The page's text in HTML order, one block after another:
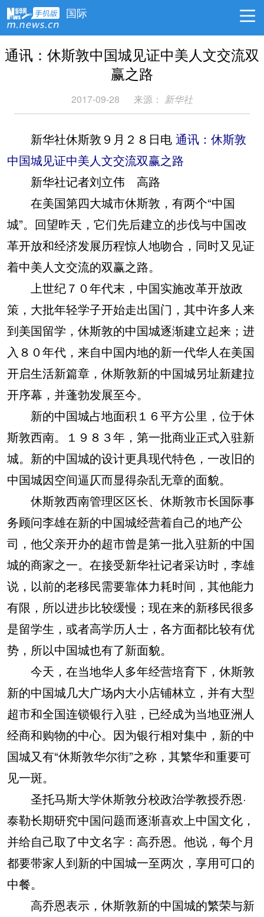
国际
通讯：休斯敦中国城见证中美人文交流双
赢之路
2017-09-28 来源： 新华社
新华社休斯敦９月２８日电 通讯：休斯敦
中国城见证中美人文交流双赢之路
新华社记者刘立伟 高路
在美国第四大城市休斯敦，有两个“中国
城”。回望昨天，它们先后建立的步伐与中国改
革开放和经济发展历程惊人地吻合，同时又见证
着中美人文交流的双赢之路。
上世纪７０年代末，中国实施改革开放政
策，大批年轻学子开始走出国门，其中许多人来
到美国留学，休斯敦的中国城逐渐建立起来；进
入８０年代，来自中国内地的新一代华人在美国
开启生活新篇章，休斯敦新的中国城另址新建拉
开序幕，并蓬勃发展至今。
新的中国城占地面积１６平方公里，位于休
斯敦西南。１９８３年，第一批商业正式入驻新
城。新的中国城的设计更具现代特色，一改旧的
中国城因空间逼仄而显得杂乱无章的面貌。
休斯敦西南管理区区长、休斯敦市长国际事
务顾问李雄在新的中国城经营着自己的地产公
司，他父亲开办的超市曾是第一批入驻新的中国
城的商家之一。在接受新华社记者采访时，李雄
说，以前的老移民需要靠体力耗时间，其他能力
有限，所以进步比较缓慢；现在来的新移民很多
是留学生，或者高学历人士，各方面都比较有优
势，所以中国城也有了新面貌。
今天，在当地华人多年经营培育下，休斯敦
新的中国城几大广场内大小店铺林立，并有大型
超市和全国连锁银行入驻，已经成为当地亚洲人
经商和购物的中心。因为银行相对集中，新的中
国城又有“休斯敦华尔街”之称，其繁华和重要可
见一斑。
圣托马斯大学休斯敦分校政治学教授乔恩·
泰勒长期研究中国问题而逐渐喜欢上中国文化，
并给自己取了中文名字：高乔恩。他说，每个月
都要带家人到新的中国城一至两次，享用可口的
中餐。
高乔恩表示，休斯敦新的中国城的繁荣与新